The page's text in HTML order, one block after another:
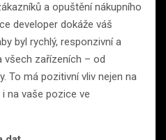
a opuštění nákupního
developer dokáže váš
byl rychlý, responzivní a
všech zařízeních – od
To má pozitivní vliv nejen na
na vaše pozice ve